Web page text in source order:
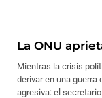
La ONU
Mientras la crisis
derivar en una guerra
agresiva: el